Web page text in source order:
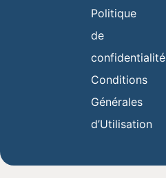
Politique
de
confidentialité
Conditions
Générales
d’Utilisation